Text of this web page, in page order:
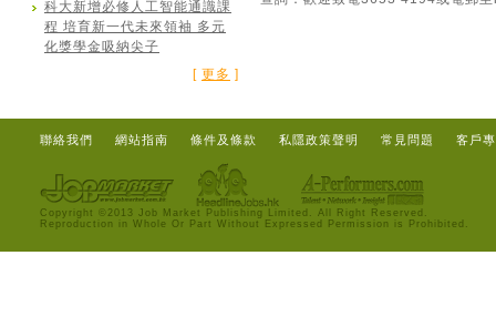
科大新增必修人工智能通識課
程 培育新一代未來領袖 多元
化獎學金吸納尖子
[ 更多 ]
聯絡我們 網站指南 條件及條款 私隱政策聲明 常見問題 客戶
Copyright ©2013 Job Market Publishing Limited. All Right Reserved.
Reproduction in Whole Or Part Without Expressed Permission is Prohibited.